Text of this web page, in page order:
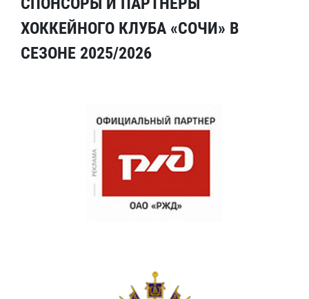
ХОККЕЙНОГО КЛУБА «СОЧИ» В
СЕЗОНЕ 2025/2026